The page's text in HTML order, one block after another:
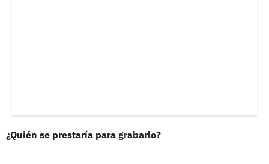
¿Quién se prestaría para grabarlo?